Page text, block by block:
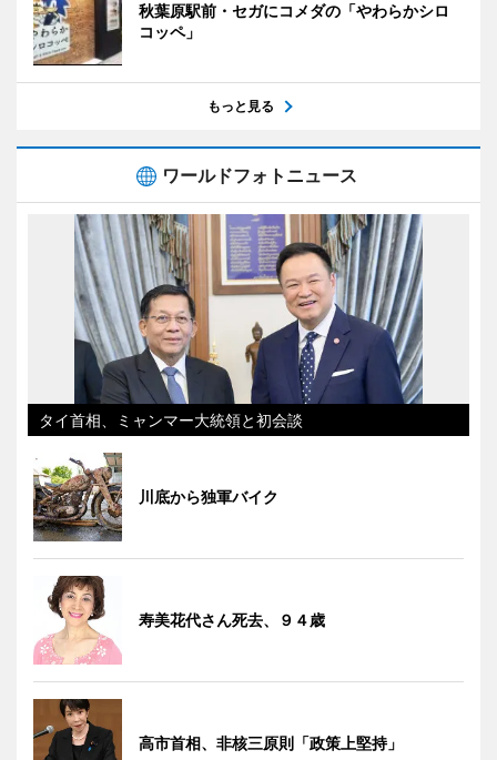
秋葉原駅前・セガにコメダの「やわらかシロ
コッペ」
もっと見る
ワールドフォトニュース
タイ首相、ミャンマー大統領と初会談
川底から独軍バイク
寿美花代さん死去、９４歳
高市首相、非核三原則「政策上堅持」